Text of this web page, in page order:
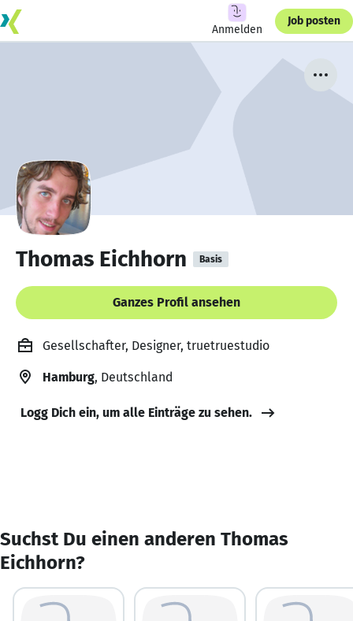
Anmelden
Job posten
Thomas Eichhorn Basis
Ganzes Profil ansehen
Gesellschafter, Designer, truetruestudio
Hamburg, Deutschland
Logg Dich ein, um alle Einträge zu sehen.
Suchst Du einen anderen Thomas
Eichhorn?